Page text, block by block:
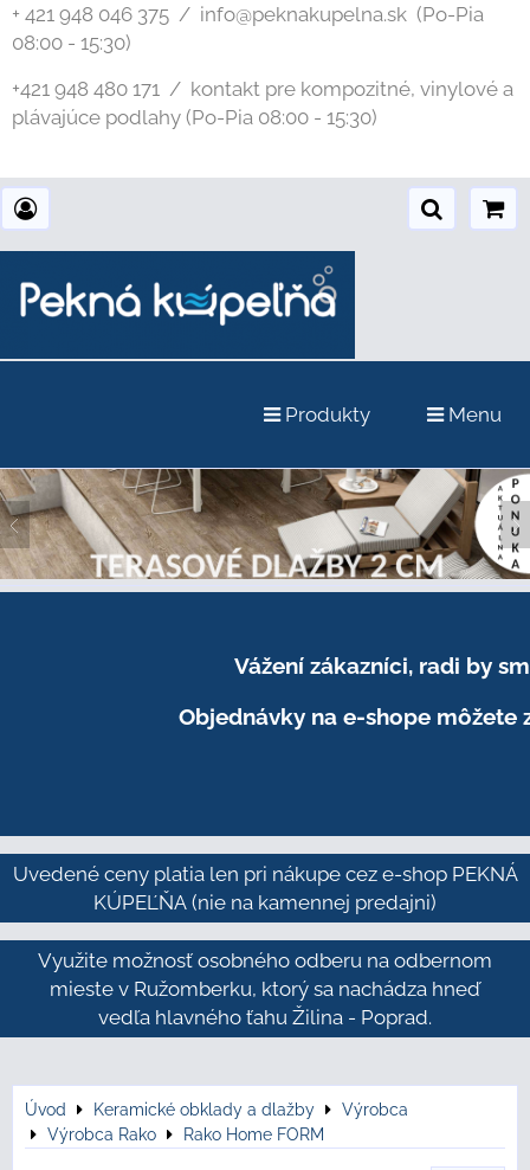
+ 421 948 046 375 / info@peknakupelna.sk (Po-Pia
08:00 - 15:30)
+421 948 480 171 / kontakt pre kompozitné, vinylové a
plávajúce podlahy (Po-Pia 08:00 - 15:30)
Produkty Menu
Vážení zákazníci, radi by
Objednávky na e-shope môžete
Uvedené ceny platia len pri nákupe cez e-shop PEKNÁ
KÚPEĽŇA (nie na kamennej predajni)
Využite možnosť osobného odberu na odbernom
mieste v Ružomberku, ktorý sa nachádza hneď
vedľa hlavného ťahu Žilina - Poprad.
Úvod Keramické obklady a dlažby
Výrobca
Výrobca Rako
Rako Home FORM